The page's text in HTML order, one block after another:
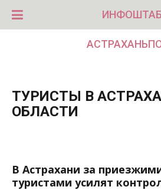
ИНФОШТАБ
ТУРИСТЫ В
ОБЛАСТИ
В Астрахани за
туристами усилят